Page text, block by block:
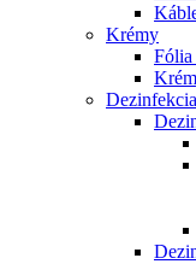
Krémy
Fólia
Dezinfekcia